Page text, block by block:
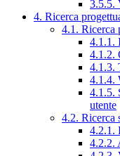
3.5.5.
4. Ricerca
4.1. Ricerca
4.1.1.
4.1.2.
4.1.3.
4.1.4.
4.1.5.
utente
4.2. Ricerca
4.2.1.
4.2.2.